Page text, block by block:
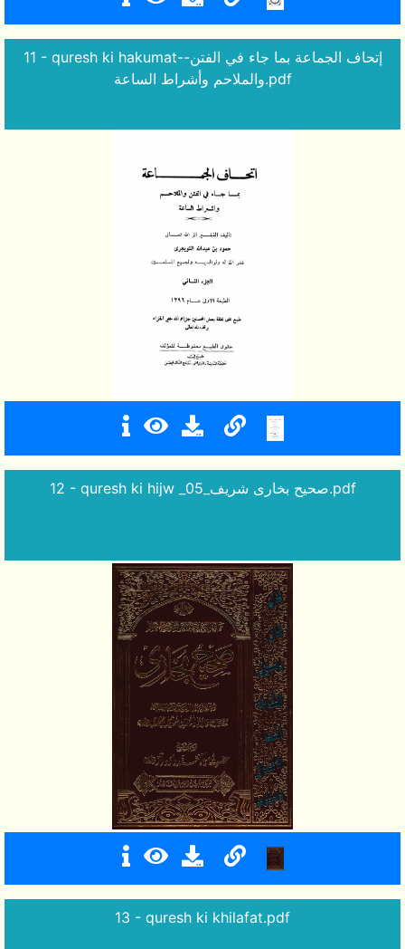
11 - quresh ki hakumat--إتحاف الجماعة بما جاء في الفتن
والملاحم وأشراط الساعة.pdf
12 - quresh ki hijw _صحیح بخاری شریف_05.pdf
13 - quresh ki khilafat.pdf